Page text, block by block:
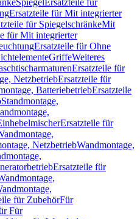
Spiegel Ersatzteile für
Ersatzteile für Mit integrierter
für SpiegelschränkeMit
für Mit integrierter
Ersatzteile für Ohne
GriffeWeiteres
Ersatzteile für
NetzbetriebErsatzteile für
BatteriebetriebErsatzteile
Standmontage,
Ersatzteile für
NetzbetriebWandmontage,
Ersatzteile für
für ZubehörFür
Für